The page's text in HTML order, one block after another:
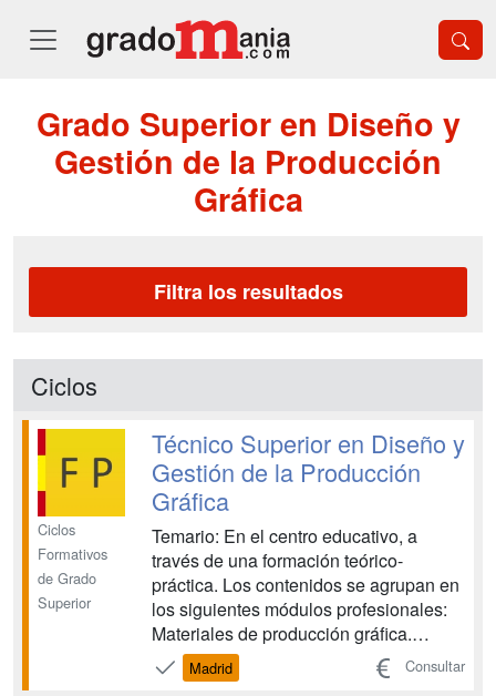
Grado Superior en Diseño y
Gestión de la Producción
Gráfica
Filtra los resultados
Ciclos
Ciclos
Formativos
de Grado
Superior
Técnico Superior en Diseño y
Gestión de la Producción
Gráfica
Temario: En el centro educativo, a
través de una formación teórico-
práctica. Los contenidos se agrupan en
los siguientes módulos profesionales:
Materiales de producción gráfica.
Organización de los procesos de
preimpresión digital. Diseño de
Madrid Consultar